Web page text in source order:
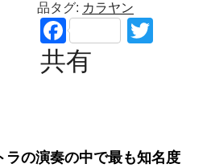
品タグ: カラヤン
F
a
c
o
共有
ラの演奏の中で最も知名度